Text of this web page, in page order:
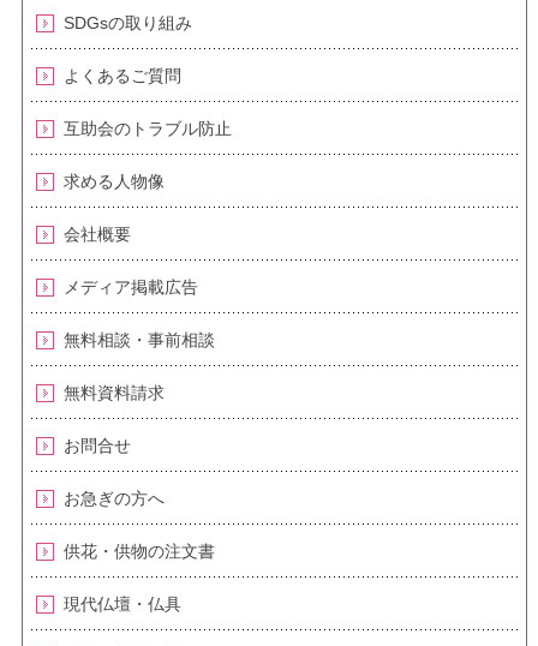
SDGsの取り組み
よくあるご質問
互助会のトラブル防止
求める人物像
会社概要
メディア掲載広告
無料相談・事前相談
無料資料請求
お問合せ
お急ぎの方へ
供花・供物の注文書
現代仏壇・仏具